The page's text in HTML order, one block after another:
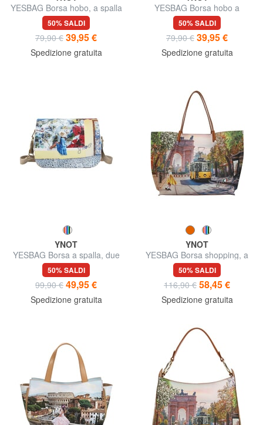
YESBAG Borsa hobo, a spalla
50% SALDI
79,90 € 39,95 €
Spedizione gratuita
YESBAG Borsa hobo a
tracolla
50% SALDI
79,90 € 39,95 €
Spedizione gratuita
YNOT
YESBAG Borsa a spalla, due
comparti
50% SALDI
99,90 € 49,95 €
Spedizione gratuita
YNOT
YESBAG Borsa shopping, a
spalla
50% SALDI
116,90 € 58,45 €
Spedizione gratuita